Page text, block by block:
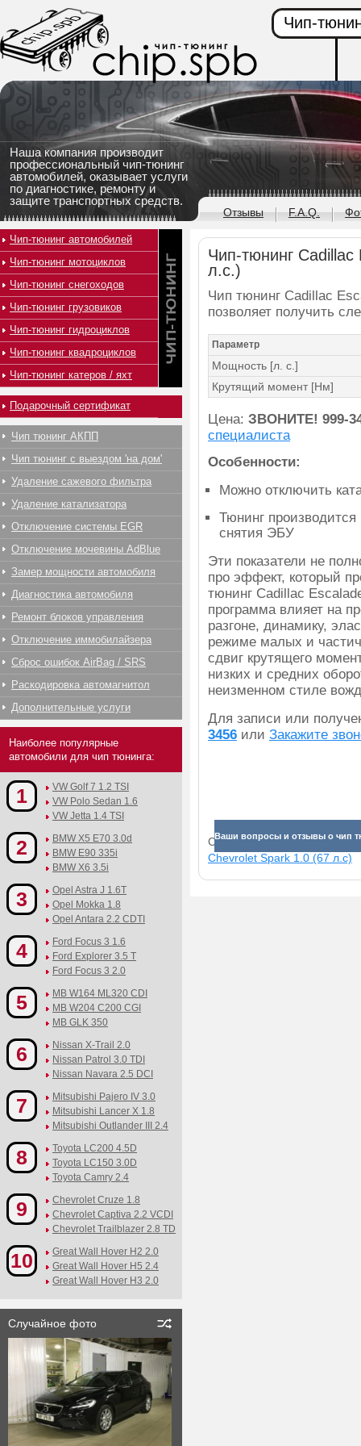
Наша компания производит
профессиональный чип-тюнинг
автомобилей, оказывает услуги
по диагностике, ремонту и
защите транспортных средств.
Чип-
Отзывы F.A.Q.
Чип-тюнинг
л.с.)
Чип тюнинг Cadillac
позволяет получить
Параметр
Мощность [л. с.]
Крутящий момент [Нм]
Цена: ЗВОНИТЕ! 999-
специалиста
Особенности:
Можно отключить
Тюнинг
снятия ЭБУ
Эти показатели не
про эффект, который
тюнинг Cadillac
программа влияет на
разгоне, динамику,
режиме малых и
сдвиг крутящего
низких и средних
неизменном стиле
Для записи или
3456 или Закажите
Ваши вопросы и отзывы о чип
Смотрите прибавки для
Chevrolet Spark 1.0 (67 л.с)
Чип-тюнинг автомобилей
Чип-тюнинг мотоциклов
Чип-тюнинг снегоходов
Чип-тюнинг грузовиков
Чип-тюнинг гидроциклов
Чип-тюнинг квадроциклов
Чип-тюнинг катеров / яхт
Подарочный сертификат
Чип тюнинг АКПП
Чип тюнинг с выездом 'на дом'
Удаление сажевого фильтра
Удаление катализатора
Отключение системы EGR
Отключение мочевины AdBlue
Замер мощности автомобиля
Диагностика автомобиля
Ремонт блоков управления
Отключение иммобилайзера
Сброс ошибок AirBag / SRS
Раскодировка автомагнитол
Дополнительные услуги
Наиболее популярные
автомобили для чип тюнинга:
1
VW Golf 7 1.2 TSI
VW Polo Sedan 1.6
VW Jetta 1.4 TSI
2
BMW X5 E70 3.0d
BMW E90 335i
BMW X6 3.5i
3
Opel Astra J 1.6T
Opel Mokka 1.8
Opel Antara 2.2 CDTI
4
Ford Focus 3 1.6
Ford Explorer 3.5 T
Ford Focus 3 2.0
5
MB W164 ML320 CDI
MB W204 C200 CGI
MB GLK 350
6
Nissan X-Trail 2.0
Nissan Patrol 3.0 TDI
Nissan Navara 2.5 DCI
7
Mitsubishi Pajero IV 3.0
Mitsubishi Lancer X 1.8
Mitsubishi Outlander III 2.4
8
Toyota LC200 4.5D
Toyota LC150 3.0D
Toyota Camry 2.4
9
Chevrolet Cruze 1.8
Chevrolet Captiva 2.2 VCDI
Chevrolet Trailblazer 2.8 TD
10
Great Wall Hover H2 2.0
Great Wall Hover H5 2.4
Great Wall Hover H3 2.0
Случайное фото